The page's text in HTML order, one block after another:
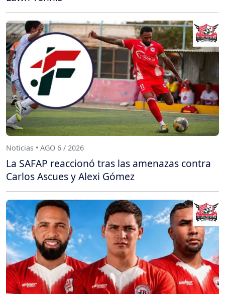
Noticias • AGO 6 / 2026
La SAFAP reaccionó tras las amenazas contra
Carlos Ascues y Alexi Gómez